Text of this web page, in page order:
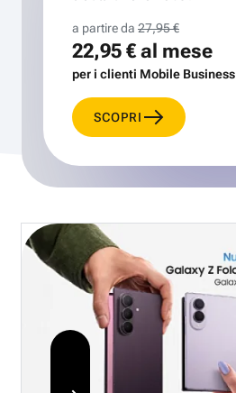
a partire da 27,95 €
22,95 €al mese
per i clienti Mobile Business
SCOPRI